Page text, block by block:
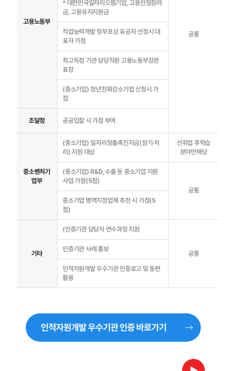
주치의
공지사항
카드뉴스
포토자료
고객참여
HRD4U 소개
HRD4U
서비스소개
마이페이지
회원정보관리
고용노동부
공통
* 대한민국일자리으뜸기업, 고용안정장려
금, 고용유지지원금
직업능력개발 정부포상 유공자 선정시 대
표자 가점
최고득점 기관 담당직원 고용노동부장관
표창
(중소기업) 청년친화강소기업 신청시 가
점
조달청 공공입찰 시 가점 부여
중소벤처기
업부
(중소기업) 일자리창출촉진자금(장기·저
리) 지원 대상
선취업 후학습
분야만해당
(중소기업) R&D, 수출 등 중소기업 지원
사업 가점(5점)
공통
중소기업 병역지정업체 추천 시 가점(5
점)
기타
(인증기관 담당자 연수과정 지원
공통
인증기관 사례 홍보
인적자원개발 우수기관 인증로고 및 동판
활용
인적자원개발 우수기관 인증 바로가기